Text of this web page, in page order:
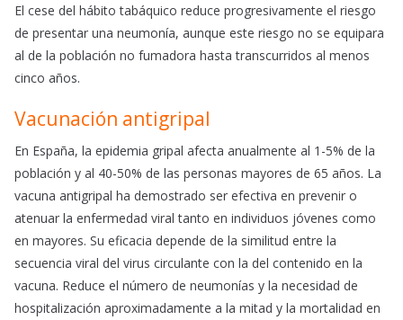
El cese del hábito tabáquico reduce progresivamente el riesgo
de presentar una neumonía, aunque este riesgo no se equipara
al de la población no fumadora hasta transcurridos al menos
cinco años.
Vacunación antigripal
En España, la epidemia gripal afecta anualmente al 1-5% de la
población y al 40-50% de las personas mayores de 65 años. La
vacuna antigripal ha demostrado ser efectiva en prevenir o
atenuar la enfermedad viral tanto en individuos jóvenes como
en mayores. Su eficacia depende de la similitud entre la
secuencia viral del virus circulante con la del contenido en la
vacuna. Reduce el número de neumonías y la necesidad de
hospitalización aproximadamente a la mitad y la mortalidad en